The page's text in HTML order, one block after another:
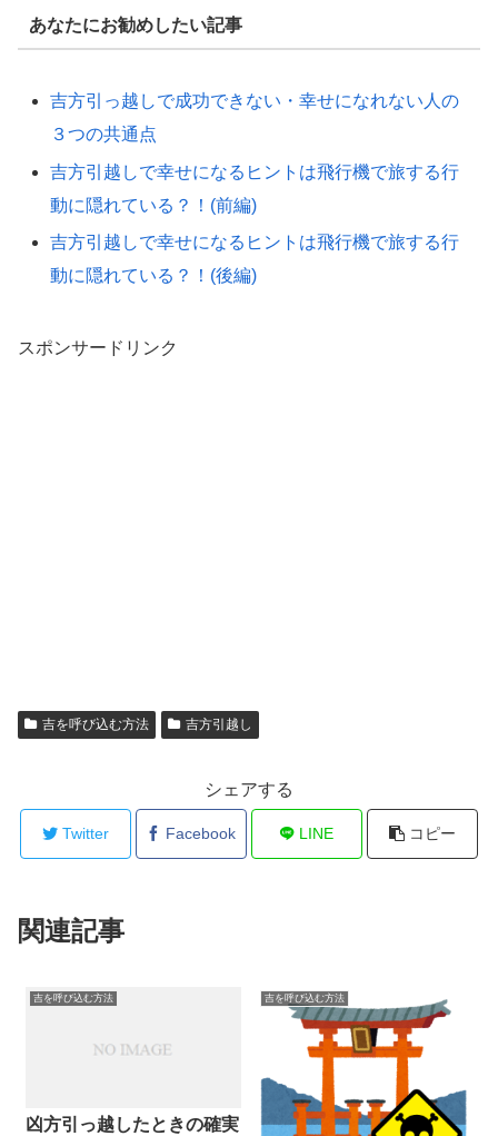
あなたにお勧めしたい記事
吉方引っ越しで成功できない・幸せになれない人の
３つの共通点
吉方引越しで幸せになるヒントは飛行機で旅する行
動に隠れている？！(前編)
吉方引越しで幸せになるヒントは飛行機で旅する行
動に隠れている？！(後編)
スポンサードリンク
吉を呼び込む方法 吉方引越し
シェアする
Twitter Facebook LINE コピー
関連記事
吉を呼び込む方法
凶方引っ越したときの確実
吉を呼び込む方法